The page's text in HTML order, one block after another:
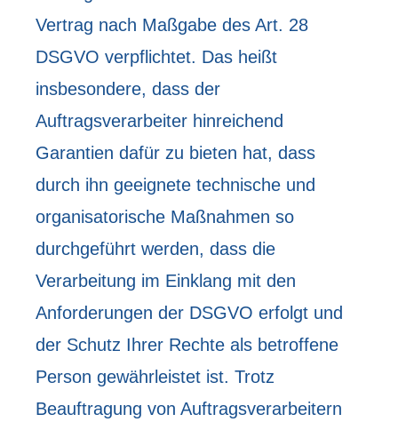
Vertrag nach Maßgabe des Art. 28
DSGVO verpflichtet. Das heißt
insbesondere, dass der
Auftragsverarbeiter hinreichend
Garantien dafür zu bieten hat, dass
durch ihn geeignete technische und
organisatorische Maßnahmen so
durchgeführt werden, dass die
Verarbeitung im Einklang mit den
Anforderungen der DSGVO erfolgt und
der Schutz Ihrer Rechte als betroffene
Person gewährleistet ist. Trotz
Beauftragung von Auftragsverarbeitern